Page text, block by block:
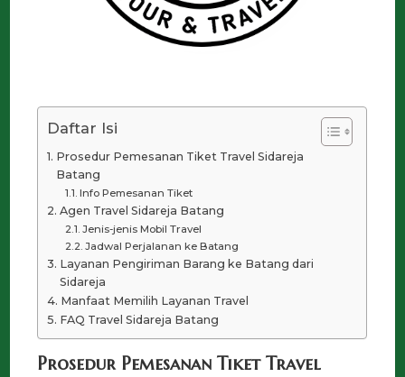
Daftar Isi
Prosedur Pemesanan Tiket Travel Sidareja
Batang
Info Pemesanan Tiket
Agen Travel Sidareja Batang
Jenis-jenis Mobil Travel
Jadwal Perjalanan ke Batang
Layanan Pengiriman Barang ke Batang dari
Sidareja
Manfaat Memilih Layanan Travel
FAQ Travel Sidareja Batang
Prosedur Pemesanan Tiket Travel